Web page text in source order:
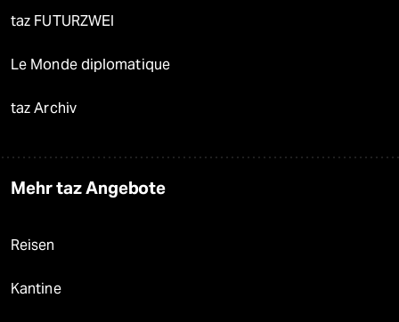
taz FUTURZWEI
Le Monde diplomatique
taz Archiv
Mehr taz Angebote
Reisen
Kantine